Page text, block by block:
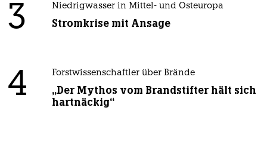
3 Niedrigwasser in Mittel- und Osteuropa
Stromkrise mit Ansage
4 Forstwissenschaftler über Brände
„Der Mythos vom Brandstifter hält sich
hartnäckig“